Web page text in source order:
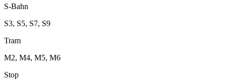
S-Bahn
S3, S5, S7, S9
Tram
M2, M4, M5, M6
Stop